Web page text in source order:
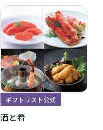
ギフトリスト公式
酒と肴